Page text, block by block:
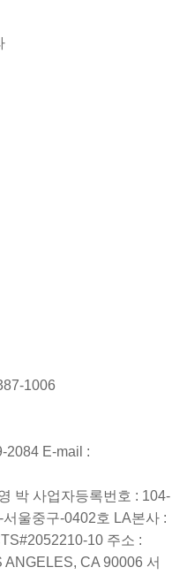
1006
2084 E-mail :
박 사업자등록번호 : 104-
울중구-0402호 LA본사 :
10 주소 :
ANGELES, CA 90006 서